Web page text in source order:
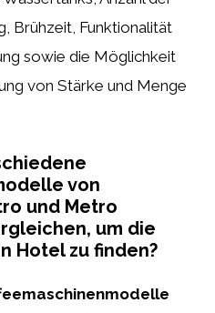
Brühzeit, Funktionalität
sowie die Möglichkeit
von Stärke und Menge
von
und Metro
um die
Hotel zu finden?